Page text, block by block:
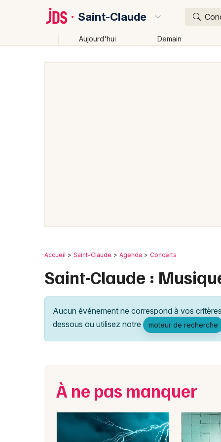
Saint-Claude
Aujourd'hui Demain
Accueil Saint-Claude Agenda Concerts
Saint-Claude :
Aucun événement ne correspond à vos
dessous ou utilisez notre
moteur de recherche
À ne pas manquer